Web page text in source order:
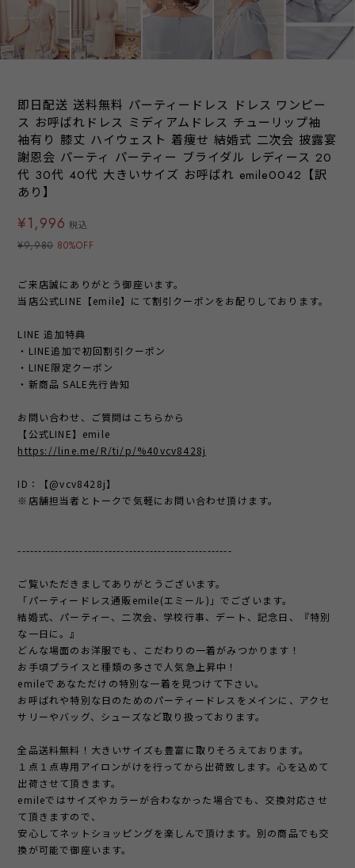
即日配送 送料無料 パーティードレス ドレス ワンピー
ス お呼ばれドレス ミディアムドレス チューリップ袖
袖有り 膝丈 ハイウェスト 着痩せ 結婚式 二次会 披露宴
謝恩会 パーティ パーティー ブライダル レディース 20
代 30代 40代 大きいサイズ お呼ばれ emile0042【訳
あり】
¥1,996 税込
¥9,980 80%OFF
ご来店誠にありがとう御座います。
当店公式LINE【emile】にて割引クーポンをお配りしております。
LINE 追加特典
・LINE追加で初回割引クーポン
・LINE限定クーポン
・新商品 SALE先行告知
お問い合わせ、ご質問はこちらから
【公式LINE】emile
https://line.me/R/ti/p/%40vcv8428j
ID：【@vcv8428j】
※店舗担当者とトークで気軽にお問い合わせ頂けます。
----------------------------------------------------
ご覧いただきましてありがとうございます。
「パーティードレス通販emile(エミール)」でございます。
結婚式、パーティー、二次会、学校行事、デート、記念日、『特別
な一日に。』
どんな場面のお洋服でも、こだわりの一着がみつかります！
お手頃プライスと種類の多さで人気急上昇中！
emileであなただけの特別な一着を見つけて下さい。
お呼ばれや特別な日のためのパーティードレスをメインに、アクセ
サリーやバッグ、シューズなど取り扱っております。
全品送料無料！大きいサイズも豊富に取りそろえております。
１点１点専用アイロンがけを行ってから出荷致します。心を込めて
出荷させて頂きます。
emileではサイズやカラーが合わなかった場合でも、交換対応させ
て頂きますので、
安心してネットショッピングを楽しんで頂けます。別の商品でも交
換が可能で御座います。